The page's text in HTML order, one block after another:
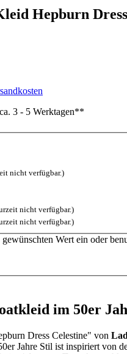
Hepburn
3 - 5 Werktagen**
nicht verfügbar.)
nicht verfügbar.)
nicht verfügbar.)
Wert ein oder
im 50er
Dress Celestine" von
Jahre Stil ist inspiriert von